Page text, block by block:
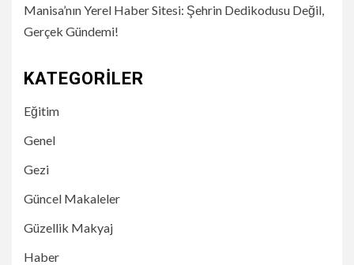
Manisa’nın Yerel Haber Sitesi: Şehrin Dedikodusu Değil,
Gerçek Gündemi!
KATEGORILER
Eğitim
Genel
Gezi
Güncel Makaleler
Güzellik Makyaj
Haber